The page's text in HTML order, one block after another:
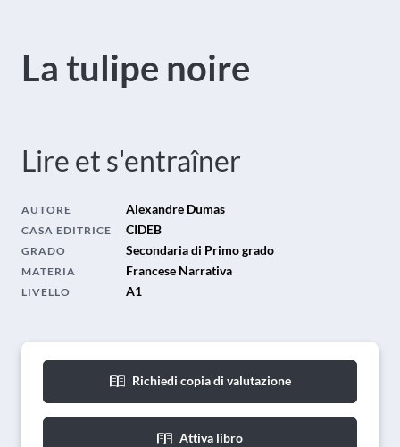
La tulipe noire
Lire et s'entraîner
AUTORE Alexandre Dumas
CASA EDITRICE CIDEB
GRADO Secondaria di Primo grado
MATERIA Francese Narrativa
LIVELLO A1
Richiedi copia di valutazione
Attiva libro